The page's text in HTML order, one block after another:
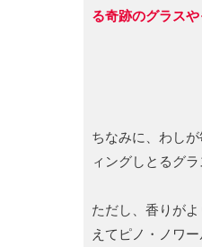
る奇跡のグラスや
ちなみに、わし
ィングしとるグ
ただし、香りが
えてピノ・ノワ